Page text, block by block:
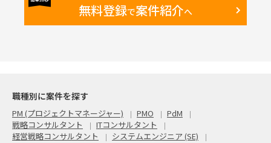
無料登録で案件紹介へ
職種別に案件を探す
PM (プロジェクトマネージャー) PMO
PdM
戦略コンサルタント
ITコンサルタント
経営戦略コンサルタント
システムエンジニア (SE)